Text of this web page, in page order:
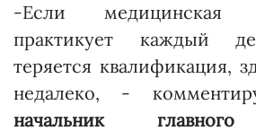
-Если медицинская
практикует каждый
теряется квалификация,
недалеко, -
начальник главного